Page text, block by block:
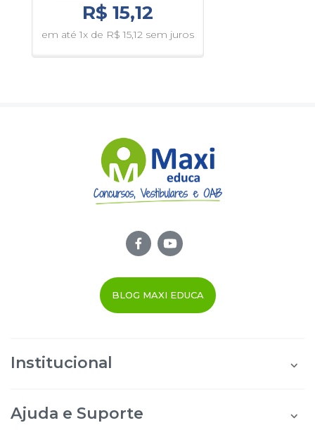
R$ 15,12
em até 1x de R$ 15,12 sem juros
BLOG MAXI EDUCA
Institucional
Área do Afiliado
Ajuda e Suporte